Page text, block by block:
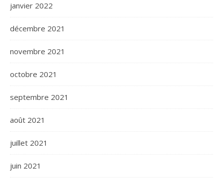
janvier 2022
décembre 2021
novembre 2021
octobre 2021
septembre 2021
août 2021
juillet 2021
juin 2021